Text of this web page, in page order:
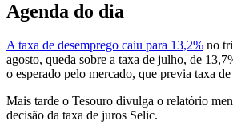
Agenda do dia
A taxa de desemprego caiu para 13,2% no
agosto, queda sobre a taxa de julho, de
o esperado pelo mercado, que previa taxa
Mais tarde o Tesouro divulga o relatório
decisão da taxa de juros Selic.